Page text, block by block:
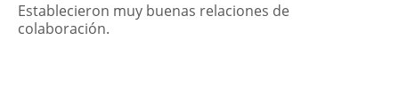
Establecieron muy buenas relaciones de
colaboración.